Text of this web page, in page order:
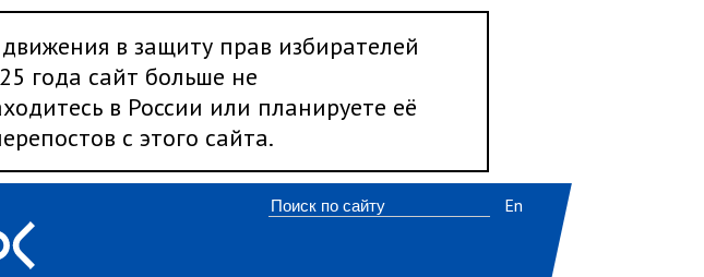
в защиту прав избирателей
года сайт больше не
в России или планируете её
с этого сайта.
En